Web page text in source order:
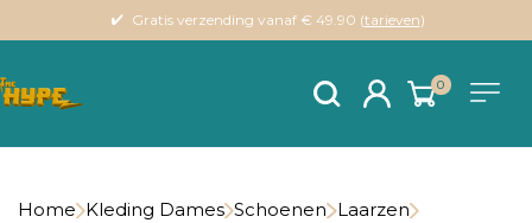
Gratis verzending vanaf € 49.90 (tarieven)
0
Home Kleding Dames Schoenen Laarzen